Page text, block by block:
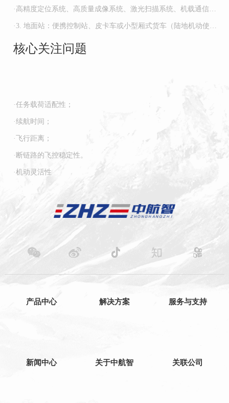
·高精度定位系统、高质量成像系统、激光扫描系统、机载通信中
继设备、重力梯度仪、航空磁探仪；
·3. 地面站：便携控制站、皮卡车或小型厢式货车（陆地机动使
站；机巢式无人机起降平台。
核心关注问题
·任务载荷适配性；
·续航时间；
·飞行距离；
·断链路的飞控稳定性。
·机动灵活性
产品中心 解决方案 服务与支持
新闻中心 关于中航智 关联公司